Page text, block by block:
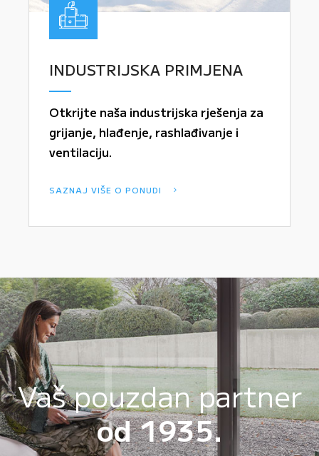
INDUSTRIJSKA PRIMJENA
Otkrijte naša industrijska rješenja za
grijanje, hlađenje, rashlađivanje i
ventilaciju.
SAZNAJ VIŠE O PONUDI
Vaš pouzdan partner
od 1935.